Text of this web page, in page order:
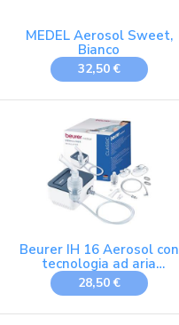
MEDEL Aerosol Sweet,
Bianco
32,50 €
Beurer IH 16 Aerosol con
tecnologia ad aria
compressa mediante
compressore, design
28,50 €